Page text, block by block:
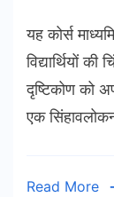
यह कोर्स
विद्यार्थियों
दृष्टिकोण को
एक
Read More